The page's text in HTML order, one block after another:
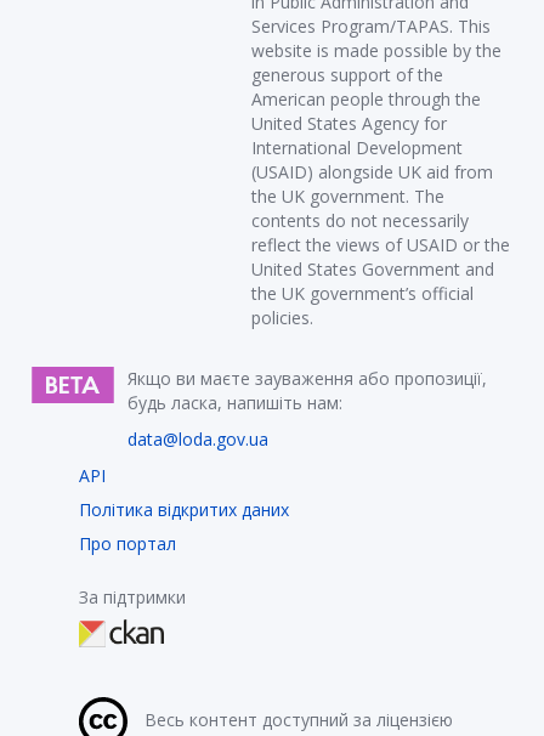
Services Program/TAPAS. This
website is made possible by the
generous support of the
American people through the
United States Agency for
International Development
(USAID) alongside UK aid from
the UK government. The
contents do not necessarily
reflect the views of USAID or the
United States Government and
the UK government’s official
policies.
Якщо ви маєте зауваження або пропозиції,
будь ласка, напишіть нам:
data@loda.gov.ua
API
Політика відкритих даних
Про портал
За підтримки
Весь контент доступний за ліцензією